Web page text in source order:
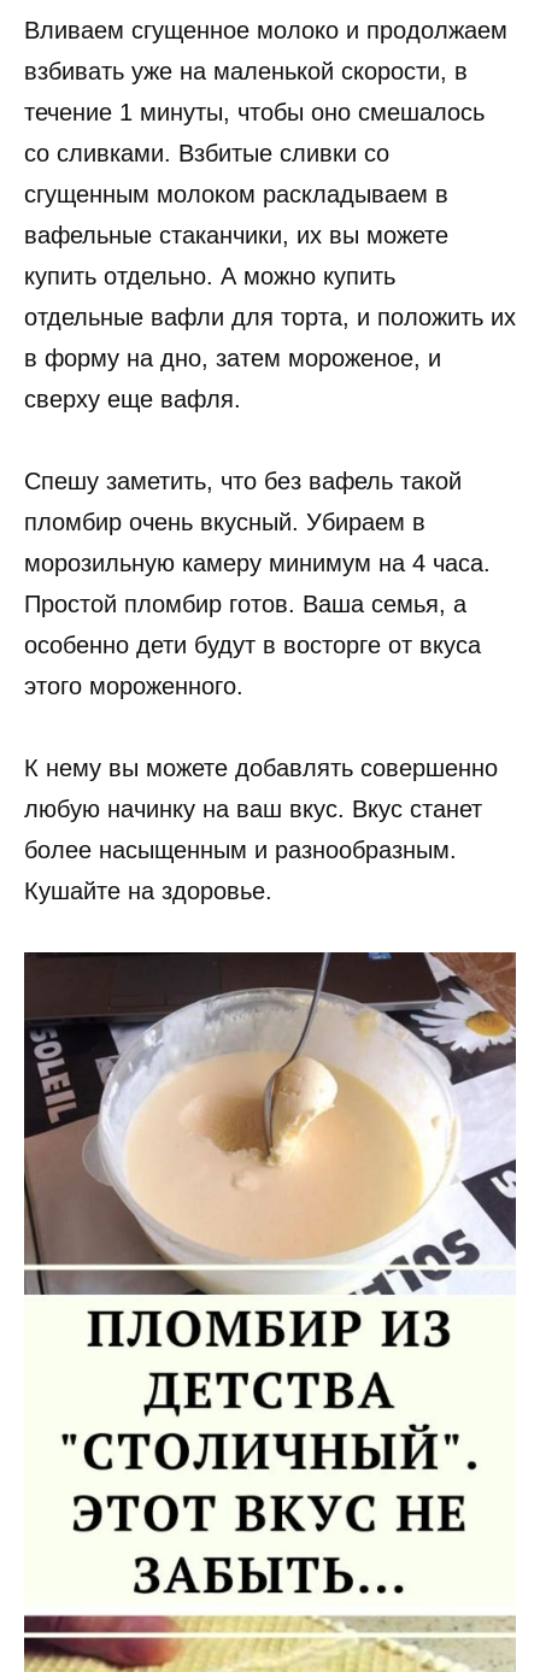
Вливаем сгущенное молоко и продолжаем
взбивать уже на маленькой скорости, в
течение 1 минуты, чтобы оно смешалось
со сливками. Взбитые сливки со
сгущенным молоком раскладываем в
вафельные стаканчики, их вы можете
купить отдельно. А можно купить
отдельные вафли для торта, и положить их
в форму на дно, затем мороженое, и
сверху еще вафля.
Спешу заметить, что без вафель такой
пломбир очень вкусный. Убираем в
морозильную камеру минимум на 4 часа.
Простой пломбир готов. Ваша семья, а
особенно дети будут в восторге от вкуса
этого мороженного.
К нему вы можете добавлять совершенно
любую начинку на ваш вкус. Вкус станет
более насыщенным и разнообразным.
Кушайте на здоровье.